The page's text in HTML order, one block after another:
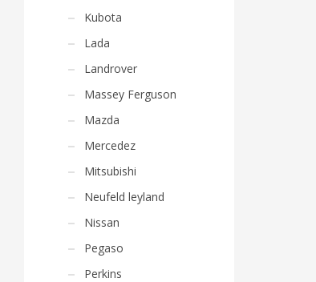
Kubota
Lada
Landrover
Massey Ferguson
Mazda
Mercedez
Mitsubishi
Neufeld leyland
Nissan
Pegaso
Perkins